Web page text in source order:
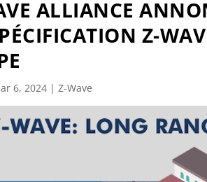
ALLIANCE
Z-
6, 2024| Z-Wave